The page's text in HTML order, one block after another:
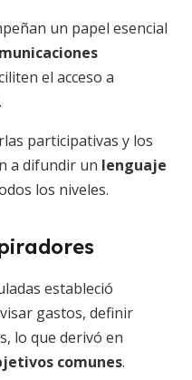
un papel esencial
el acceso a
participativas y los
a difundir un lenguaje
los niveles.
estableció
gastos, definir
lo que derivó en
comunes.